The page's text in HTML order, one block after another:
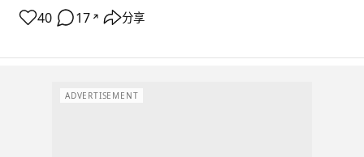
40 17 ↗ 分享
ADVERTISEMENT